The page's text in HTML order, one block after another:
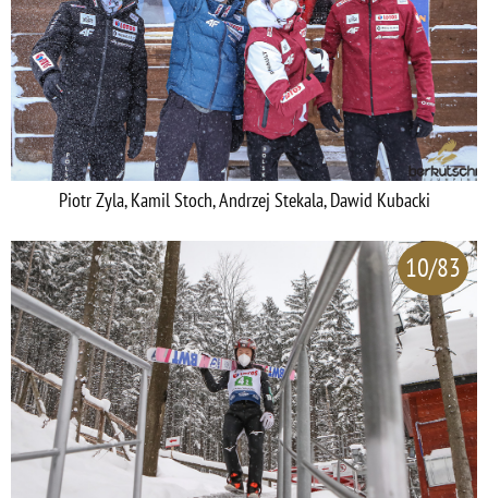
Piotr Zyla, Kamil Stoch, Andrzej Stekala, Dawid Kubacki
10/83